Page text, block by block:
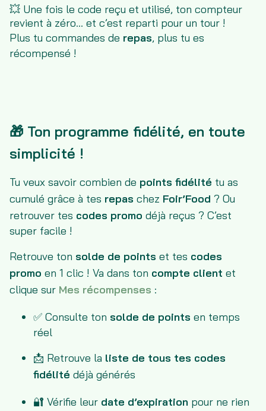
💥 Une fois le code reçu et utilisé, ton compteur
revient à zéro... et c’est reparti pour un tour !
Plus tu commandes de repas, plus tu es
récompensé !
🎁 Ton programme fidélité, en toute
simplicité !
Tu veux savoir combien de points fidélité tu as
cumulé grâce à tes repas chez Foir’Food ? Ou
retrouver tes codes promo déjà reçus ? C’est
super facile !
Retrouve ton solde de points et tes codes
promo en 1 clic ! Va dans ton compte client et
clique sur Mes récompenses :
✅ Consulte ton solde de points en temps
réel
📩 Retrouve la liste de tous tes codes
fidélité déjà générés
🔐 Vérifie leur date d’expiration pour ne rien